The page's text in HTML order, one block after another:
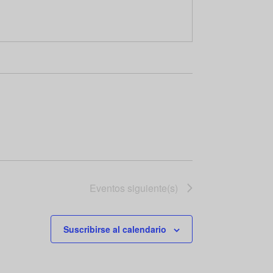
Eventos siguiente(s)
Suscribirse al calendario